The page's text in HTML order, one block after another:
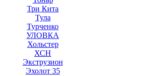
Три Кита
Тула
Турченко
УЛОВКА
Хольстер
ХСН
Экструзион
Эхолот 35